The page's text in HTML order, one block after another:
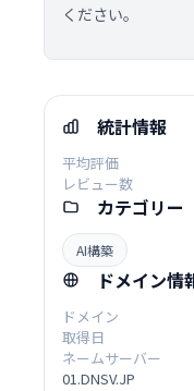
ください。
統計情報
平均評価
レビュー数
カテゴリー
AI構築
ドメイン情
ドメイン
取得日
ネームサーバー
01.DNSV.JP